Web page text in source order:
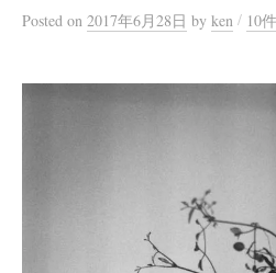
Posted on 2017年6月28日 by ken / 10